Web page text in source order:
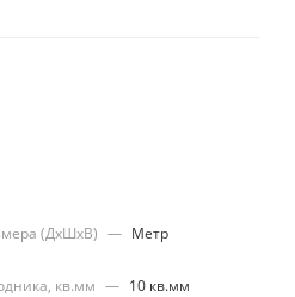
(ДхШхВ) — Метр
кв.мм — 10 кв.мм